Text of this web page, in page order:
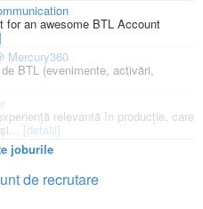
for an awesome BTL Account
Mercury360
BTL (evenimente, activări,
relevantă în producție, care
[detalii]
joburile
de recrutare